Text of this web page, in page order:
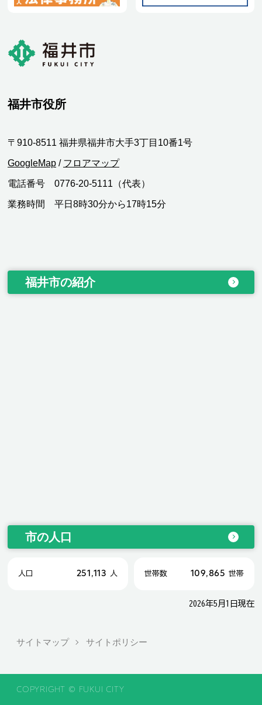
福井市役所
〒910-8511 福井県福井市大手3丁目10番1号
GoogleMap / フロアマップ
電話番号 0776-20-5111（代表）
業務時間 平日8時30分から17時15分
福井市の紹介
市の人口
人口 251,113 人 世帯数 109,865 世帯
2026年5月1日現在
サイトマップ サイトポリシー
COPYRIGHT © FUKUI CITY